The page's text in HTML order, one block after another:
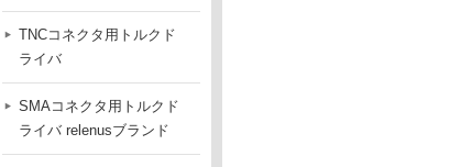
TNCコネクタ用トルクド
ライバ
SMAコネクタ用トルクド
ライバ relenusブランド